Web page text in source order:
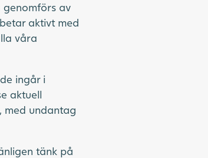
genomförs av
aktivt med
våra
ingår i
aktuell
med undantag
tänk på